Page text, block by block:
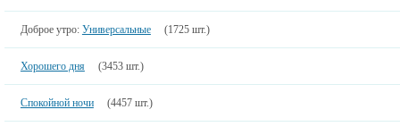
Доброе утро: Универсальные (1725 шт.)
Хорошего дня (3453 шт.)
Спокойной ночи (4457 шт.)